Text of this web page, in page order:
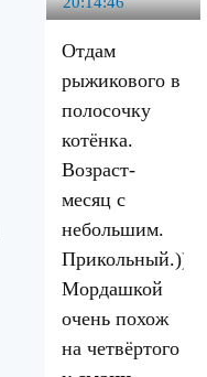
Отдам
рыжикового в
полосочку
котёнка.
Возраст-
месяц с
небольшим.
Прикольный.)))
Мордашкой
очень похож
на четвёртого